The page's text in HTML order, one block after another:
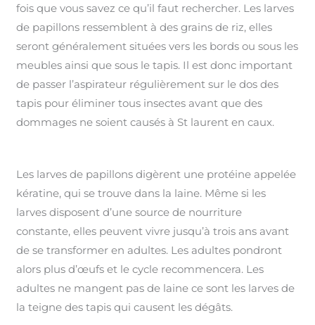
fois que vous savez ce qu’il faut rechercher. Les larves
de papillons ressemblent à des grains de riz, elles
seront généralement situées vers les bords ou sous les
meubles ainsi que sous le tapis. Il est donc important
de passer l’aspirateur régulièrement sur le dos des
tapis pour éliminer tous insectes avant que des
dommages ne soient causés à St laurent en caux.
Les larves de papillons digèrent une protéine appelée
kératine, qui se trouve dans la laine. Même si les
larves disposent d’une source de nourriture
constante, elles peuvent vivre jusqu’à trois ans avant
de se transformer en adultes. Les adultes pondront
alors plus d’œufs et le cycle recommencera. Les
adultes ne mangent pas de laine ce sont les larves de
la teigne des tapis qui causent les dégâts.